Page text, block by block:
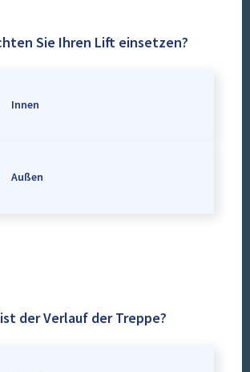
Sie Ihren Lift einsetzen?
Innen
Außen
der Verlauf der Treppe?